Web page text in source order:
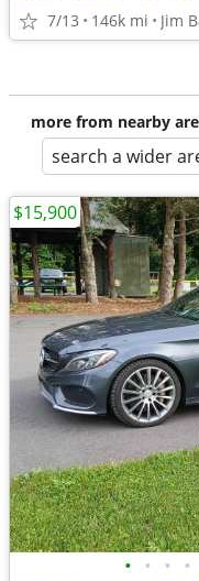
7/13 146k mi Jim
more from nearby
search a wider
• • • •
$15,900